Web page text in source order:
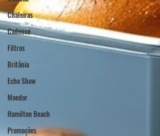
Chaleiras
Cadence
Filtros
Britânia
Echo Show
Moedor
Hamilton Beach
Promoções